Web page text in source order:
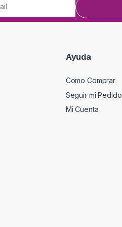
Ayuda
Como Comprar
Seguir mi Pedido
Mi Cuenta